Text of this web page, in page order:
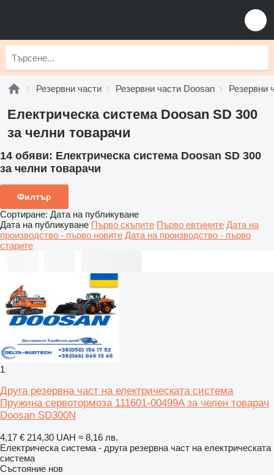
Резервни части Резервни части Doosan Резервни
Електрическа система Doosan SD 300
за челни товарачи
14 обяви: Електрическа система Doosan SD 300
за челни товарачи
Филтър
Сортиране: Дата на публикуване
Дата на публикуване Първо скъпите Първо евтините Дата на
производство - първо новите Дата на производство - първо
старите
1
Друга резервна част на електрическата система
Пружина сервотормоза 111601-00499A за челен товарач
Doosan SD300N
4,17 € 214,30 UAH ≈ 8,16 лв.
Електрическа система - друга резервна част на електрическата
система
Състояние нов